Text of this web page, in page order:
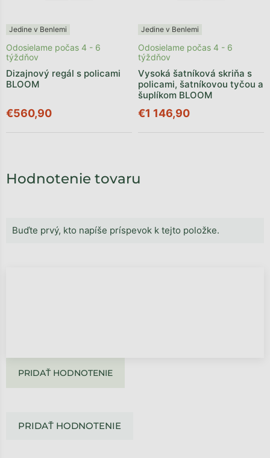
Hodnotenie tovaru
Buďte prvý, kto napíše príspevok k tejto položke.
PRIDAŤ HODNOTENIE
PRIDAŤ HODNOTENIE
Jedine v Benlemi
Dizajnový regál s policami
BLOOM
Odosielame počas 4 - 6
týždňov
€560,90
Jedine v Benlemi
Vysoká šatníková skriňa s
policami, šatníkovou tyčou a
šuplíkom BLOOM
Odosielame počas 4 - 6
týždňov
€1 146,90